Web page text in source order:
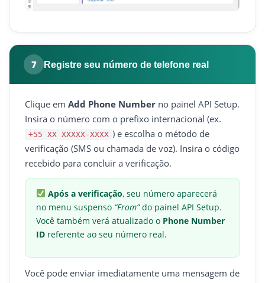
7 Registre seu número de telefone real
Clique em Add Phone Number no painel API Setup.
Insira o número com o prefixo internacional (ex.
+55 XX XXXXX-XXXX ) e escolha o método de
verificação (SMS ou chamada de voz). Insira o código
recebido para concluir a verificação.
Após a verificação, seu número aparecerá
no menu suspenso “From”do painel API Setup.
Você também verá atualizado o Phone Number
ID referente ao seu número real.
Você pode enviar imediatamente uma mensagem de